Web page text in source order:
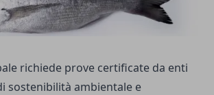
richiede prove certificate da enti
sostenibilità ambientale e